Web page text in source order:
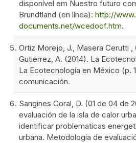
disponível em Nuestro futuro
Brundtland (en línea): http://
documents.net/wcedocf.htm.
Ortiz Morejo, J., Masera Cerutti ,
Gutierrez, A. (2014). La
La Ecotecnología en México (p.
comunicación.
Sangines Coral, D. (01 de 04 de
evaluación de la isla de calor
identificar problematicas
urbana. Metodologia de